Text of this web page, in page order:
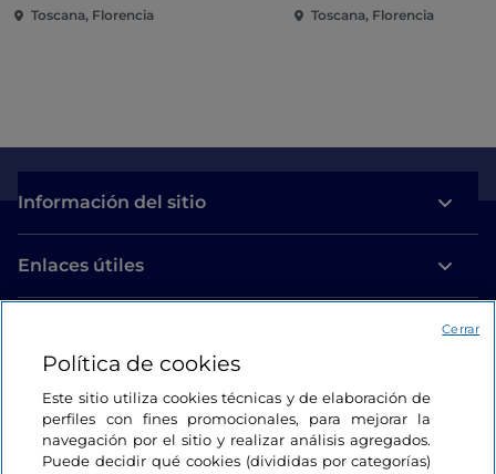
Toscana, Florencia Toscana, Florencia
Información del sitio
Enlaces útiles
Estamos en contacto
Política de cookies
Este sitio utiliza cookies técnicas y de elaboración de
perfiles con fines promocionales, para mejorar la
navegación por el sitio y realizar análisis agregados.
Puede decidir qué cookies (divididas por categorías)
Cerrar